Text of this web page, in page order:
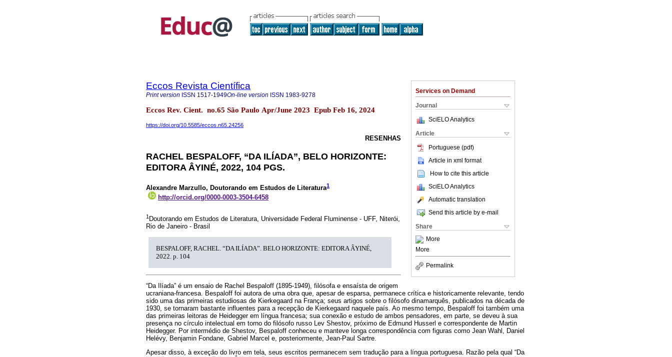
Services on Demand
Journal
SciELO Analytics
Article
Portuguese (pdf)
Article in xml format
How to cite this article
SciELO Analytics
Automatic translation
Send this article by e-mail
Share
More
More
Permalink
Eccos Revista Científica
Print version ISSN 1517-1949On-line version ISSN 1983-9278
Eccos Rev. Cient. no.65 São Paulo Apr/June 2023 Epub Feb 16, 2024
https://doi.org/10.5585/eccos.n65.24256
RESENHAS
RACHEL BESPALOFF, “DA ILÍADA”, BELO HORIZONTE:
EDITORA ÂYINÉ, 2022, 104 PGS.
Alexandre Marzullo, Doutorando em Estudos de Literatura1
http://orcid.org/0000-0003-3504-6458
1 Doutorando em Estudos de Literatura, Universidade Federal Fluminense - UFF, Niterói,
Rio de Janeiro - Brasil
BESPALOFF, RACHEL. “DA ILÍADA”. BELO HORIZONTE: EDITORA ÂYINÉ,
2022. p. 104
“Da Ilíada” é um ensaio de Rachel Bespaloff (1895-1949), filósofa e ensaísta de origem
ucraniana-francesa. Bespaloff foi autora de uma obra que, apesar de esparsa, permanece crítica e historicamente relevante, tendo
sido uma das primeiras estudiosas de Kierkegaard na França; seus artigos sobre o filósofo dinamarquês, publicados na década de
1930, se tornaram bastante influentes para a recepção de Kierkegaard naquele país. Ao mesmo tempo, Bespaloff foi também uma
das primeiras leitoras de Heidegger em língua francesa; sua conexão e estudo de ambos pensadores, em parte, se deveu à sua
presença no círculo intelectual em torno do filósofo russo Lev Shestov, próximo de Edmund Husserl e correspondente de Martin
Heidegger. Por intermédio de Shestov, Bespaloff conheceu e manteve longa correspondência com figuras como Jean Wahl, Daniel
Helévy, Benjamin Fondane, Gabriel Marcel e, posteriormente, Jean-Paul Sartre.
Apesar disso, à exceção do livro em tela, seus escritos permanecem sem tradução para a língua portuguesa. Razão pela qual “Da